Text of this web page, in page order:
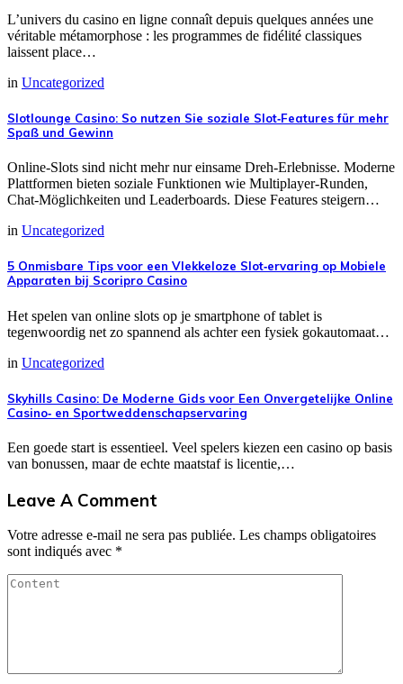
L’univers du casino en ligne connaît depuis quelques années une
véritable métamorphose : les programmes de fidélité classiques
laissent place…
in Uncategorized
Slotlounge Casino: So nutzen Sie soziale Slot‑Features für mehr
Spaß und Gewinn
Online‑Slots sind nicht mehr nur einsame Dreh‑Erlebnisse. Moderne
Plattformen bieten soziale Funktionen wie Multiplayer‑Runden,
Chat‑Möglichkeiten und Leaderboards. Diese Features steigern…
in Uncategorized
5 Onmisbare Tips voor een Vlekkeloze Slot‑ervaring op Mobiele
Apparaten bij Scoripro Casino
Het spelen van online slots op je smartphone of tablet is
tegenwoordig net zo spannend als achter een fysiek gokautomaat…
in Uncategorized
Skyhills Casino: De Moderne Gids voor Een Onvergetelijke Online
Casino‑ en Sportweddenschapservaring
Een goede start is essentieel. Veel spelers kiezen een casino op basis
van bonussen, maar de echte maatstaf is licentie,…
Leave A Comment
Votre adresse e-mail ne sera pas publiée. Les champs obligatoires
sont indiqués avec *